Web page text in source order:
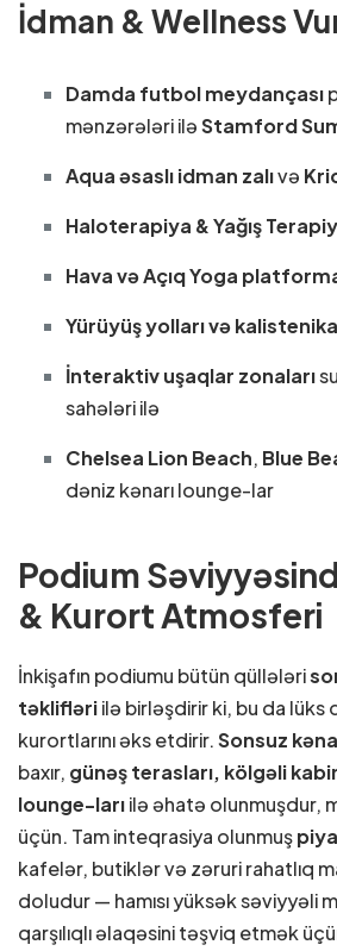
İdman & Wellness
Damda futbol meydançası
mənzərələri iləStamford
Aqua əsaslı idman zalıvə
Haloterapiya & Yağış
Hava və Açıq Yoga
Yürüyüş yolları və
İnteraktiv uşaqlar zonaları
sahələri ilə
Chelsea Lion Beach, Blue
dəniz kənarı lounge-lar
Podium
& Kurort Atmosferi
İnkişafın podiumu bütün qüllələri
təklifləriilə birləşdirir ki, bu da lüks
kurortlarını əks etdirir.Sonsuz
baxır, günəş terasları, kölgəli
lounge-larıilə əhatə olunmuşdur,
üçün. Tam inteqrasiya olunmuş
kafelər, butiklər və zəruri rahatlıq
doludur — hamısı yüksək səviyyəli
qarşılıqlı əlaqəsini təşviq etmək